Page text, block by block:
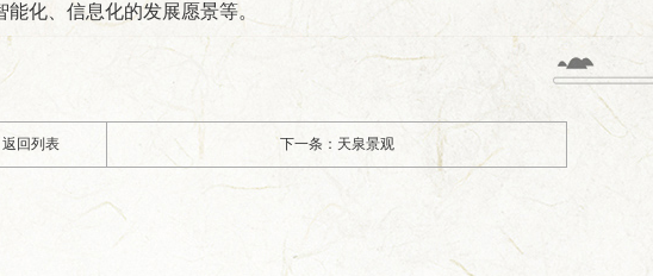
化、信息化的发展愿景等。
返回列表 下一条：天泉景观